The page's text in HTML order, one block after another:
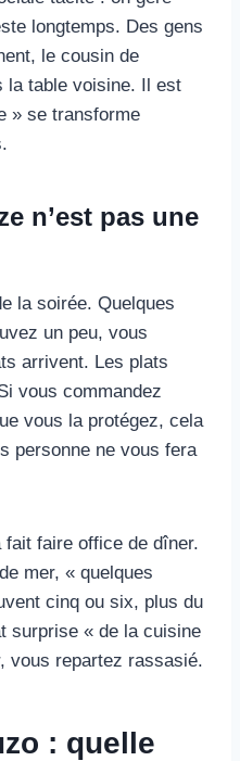
longtemps. Des gens
le cousin de
la table voisine. Il est
» se transforme
n’est pas une
la soirée. Quelques
un peu, vous
arrivent. Les plats
vous commandez
vous la protégez, cela
personne ne vous fera
faire office de dîner.
mer, « quelques
cinq ou six, plus du
surprise « de la cuisine
vous repartez rassasié.
: quelle